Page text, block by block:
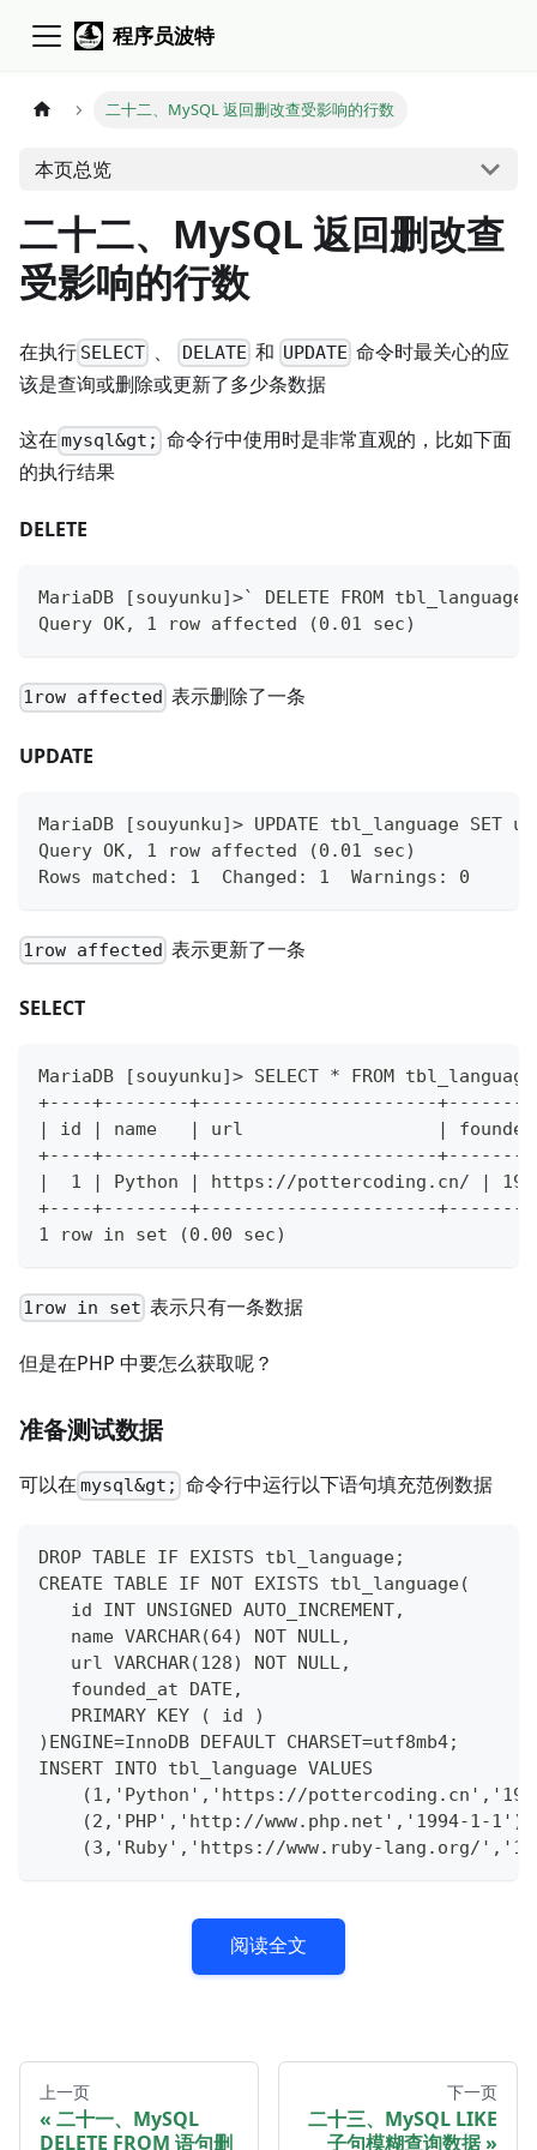
程序员波特
二十二、MySQL 返回删改查受影响的行数
本页总览
二十二、MySQL 返回删改查
受影响的行数
在执行 SELECT 、 DELATE 和 UPDATE 命令时最关心的应
该是查询或删除或更新了多少条数据
这在 mysql&gt; 命令行中使用时是非常直观的，比如下面
的执行结果
DELETE
MariaDB [souyunku]>` DELETE FROM tbl_language
Query OK, 1 row affected (0.01 sec)
1row affected 表示删除了一条
UPDATE
MariaDB [souyunku]> UPDATE tbl_language
Query OK, 1 row affected (0.01 sec)
Rows matched: 1  Changed: 1  Warnings: 0
1row affected 表示更新了一条
SELECT
MariaDB [souyunku]> SELECT * FROM
+----+--------+----------------------
| id | name   | url                  |
+----+--------+----------------------
|  1 | Python | https://pottercoding.cn/ |
+----+--------+----------------------
1 row in set (0.00 sec)
1row in set 表示只有一条数据
但是在PHP 中要怎么获取呢？
准备测试数据
可以在 mysql&gt; 命令行中运行以下语句填充范例数据
DROP TABLE IF EXISTS tbl_language;
CREATE TABLE IF NOT EXISTS tbl_language(
   id INT UNSIGNED AUTO_INCREMENT,
   name VARCHAR(64) NOT NULL,
   url VARCHAR(128) NOT NULL,
   founded_at DATE,
   PRIMARY KEY ( id )
)ENGINE=InnoDB DEFAULT CHARSET=utf8mb4;
INSERT INTO tbl_language VALUES
(1,'Python','https://
    (2,'PHP','http://www.php.net','1994-1-1'),
(3,'Ruby','https://www.ruby-lang.org/
阅读全文
上一页
二十一、MySQL
DELETE FROM 语句删
下一页
二十三、MySQL LIKE
子句模糊查询数据